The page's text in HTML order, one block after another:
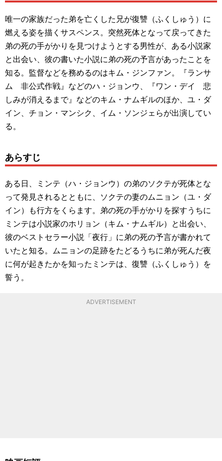
唯一の家族だった弟を亡くした兄が復讐（ふくしゅう）に
燃える姿を描くサスペンス。突然死体となって戻ってきた
弟の死の手がかりを見つけようとする男性が、ある小説家
と出会い、彼の書いた小説に弟の死の予言があったことを
知る。監督などを務めるのはキム・ジンファン。『ランサ
ム 非公式作戦』などのハ・ジョンウ、『ワン・デイ 悲
しみが消えるまで』などのキム・ナムギルのほか、ユ・ダ
イン、チョン・マンシク、イム・ソンジェらが出演してい
る。
あらすじ
ある日、ミンテ（ハ・ジョンウ）の弟のソクテが死体とな
って発見されるとともに、ソクテの妻のムニョン（ユ・ダ
イン）も行方をくらます。弟の死の手がかりを探すうちに
ミンテは小説家のホリョン（キム・ナムギル）と出会い、
彼のベストセラー小説「夜行」に弟の死の予言が書かれて
いたと知る。ムニョンの足跡をたどるうちに弟が死んだ夜
に何が起きたかを知ったミンテは、復讐（ふくしゅう）を
誓う。
ADVERTISEMENT